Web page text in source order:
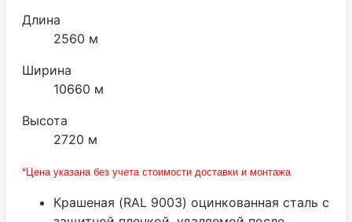
Длина
2560 м
Ширина
10660 м
Высота
2720 м
*Цена указана без учета стоимости доставки и монтажа
Крашеная (RAL 9003) оцинкованная сталь с